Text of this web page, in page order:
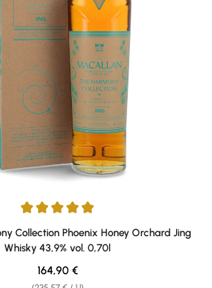
out of 5 stars
Collection Phoenix Honey Orchard Jing
Whisky 43,9% vol. 0,70l
Regular price:
164,90 €